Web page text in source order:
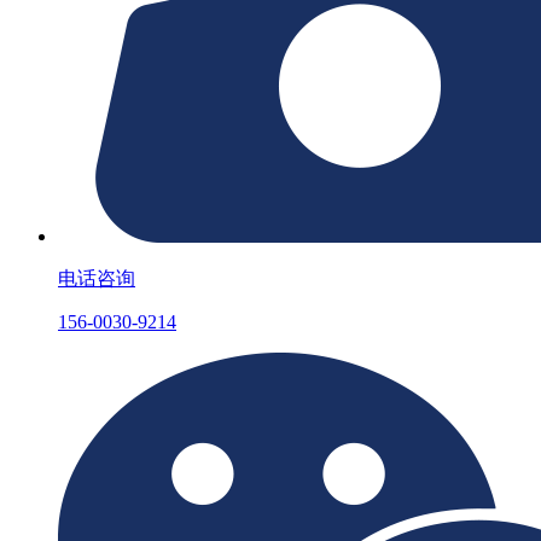
电话咨询
156-0030-9214